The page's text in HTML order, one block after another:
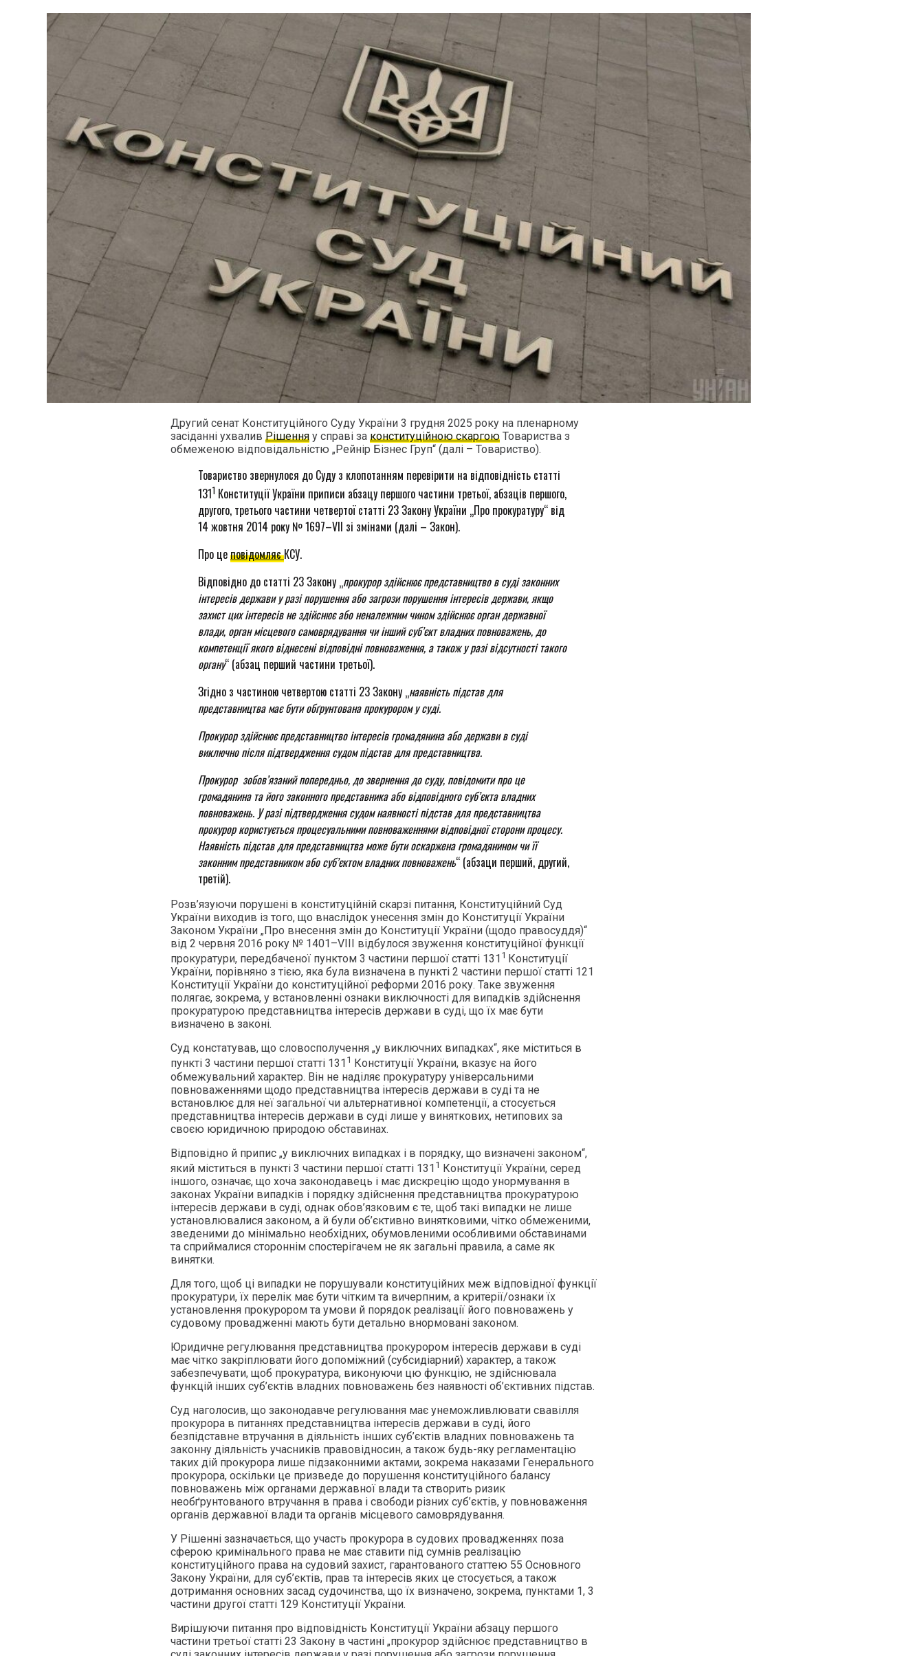
Другий сенат Конституційного Суду України 3 грудня 2025 року на пленарному
засіданні ухвалив Рішення у справі за конституційною скаргою Товариства з
обмеженою відповідальністю „Рейнір Бізнес Груп“ (далі – Товариство).
Товариство звернулося до Суду з клопотанням перевірити на відповідність статті
1311 Конституції України приписи абзацу першого частини третьої, абзаців першого,
другого, третього частини четвертої статті 23 Закону України „Про прокуратуру“ від
14 жовтня 2014 року № 1697–VII зі змінами (далі – Закон).
Про цеповідомляєКСУ.
Відповідно до статті 23 Закону „прокурор здійснює представництво в суді законних
інтересів держави у разі порушення або загрози порушення інтересів держави, якщо
захист цих інтересів не здійснює або неналежним чином здійснює орган державної
влади, орган місцевого самоврядування чи інший суб’єкт владних повноважень, до
компетенції якого віднесені відповідні повноваження, а також у разі відсутності такого
органу“ (абзац перший частини третьої).
Згідно з частиною четвертою статті 23 Закону „наявність підстав для
представництва має бути обґрунтована прокурором у суді.
Прокурор здійснює представництво інтересів громадянина або держави в суді
виключно після підтвердження судом підстав для представництва.
Прокурор зобов’язаний попередньо, до звернення до суду, повідомити про це
громадянина та його законного представника або відповідного суб’єкта владних
повноважень. У разі підтвердження судом наявності підстав для представництва
прокурор користується процесуальними повноваженнями відповідної сторони процесу.
Наявність підстав для представництва може бути оскаржена громадянином чи її
законним представником або суб’єктом владних повноважень“ (абзаци перший, другий,
третій).
Розв’язуючи порушені в конституційній скарзі питання, Конституційний Суд
України виходив із того, що внаслідок унесення змін до Конституції України
Законом України „Про внесення змін до Конституції України (щодо правосуддя)“
від 2 червня 2016 року № 1401–VIII відбулося звуження конституційної функції
прокуратури, передбаченої пунктом 3 частини першої статті 131 1 Конституції
України, порівняно з тією, яка була визначена в пункті 2 частини першої статті 121
Конституції України до конституційної реформи 2016 року. Таке звуження
полягає, зокрема, у встановленні ознаки виключності для випадків здійснення
прокуратурою представництва інтересів держави в суді, що їх має бути
визначено в законі.
Суд констатував, що словосполучення „у виключних випадках“, яке міститься в
пункті 3 частини першої статті 131 1 Конституції України, вказує на його
обмежувальний характер. Він не наділяє прокуратуру універсальними
повноваженнями щодо представництва інтересів держави в суді та не
встановлює для неї загальної чи альтернативної компетенції, а стосується
представництва інтересів держави в суді лише у виняткових, нетипових за
своєю юридичною природою обставинах.
Відповідно й припис „у виключних випадках і в порядку, що визначені законом“,
який міститься в пункті 3 частини першої статті 131 1 Конституції України, серед
іншого, означає, що хоча законодавець і має дискрецію щодо унормування в
законах України випадків і порядку здійснення представництва прокуратурою
інтересів держави в суді, однак обов’язковим є те, щоб такі випадки не лише
установлювалися законом, а й були об’єктивно винятковими, чітко обмеженими,
зведеними до мінімально необхідних, обумовленими особливими обставинами
та сприймалися стороннім спостерігачем не як загальні правила, а саме як
винятки.
Для того, щоб ці випадки не порушували конституційних меж відповідної функції
прокуратури, їх перелік має бути чітким та вичерпним, а критерії/ознаки їх
установлення прокурором та умови й порядок реалізації його повноважень у
судовому провадженні мають бути детально внормовані законом.
Юридичне регулювання представництва прокурором інтересів держави в суді
має чітко закріплювати його допоміжний (субсидіарний) характер, а також
забезпечувати, щоб прокуратура, виконуючи цю функцію, не здійснювала
функцій інших суб’єктів владних повноважень без наявності об’єктивних підстав.
Суд наголосив, що законодавче регулювання має унеможливлювати свавілля
прокурора в питаннях представництва інтересів держави в суді, його
безпідставне втручання в діяльність інших суб’єктів владних повноважень та
законну діяльність учасників правовідносин, а також будь-яку регламентацію
таких дій прокурора лише підзаконними актами, зокрема наказами Генерального
прокурора, оскільки це призведе до порушення конституційного балансу
повноважень між органами державної влади та створить ризик
необґрунтованого втручання в права і свободи різних суб’єктів, у повноваження
органів державної влади та органів місцевого самоврядування.
У Рішенні зазначається, що участь прокурора в судових провадженнях поза
сферою кримінального права не має ставити під сумнів реалізацію
конституційного права на судовий захист, гарантованого статтею 55 Основного
Закону України, для суб’єктів, прав та інтересів яких це стосується, а також
дотримання основних засад судочинства, що їх визначено, зокрема, пунктами 1, 3
частини другої статті 129 Конституції України.
Вирішуючи питання про відповідність Конституції України абзацу першого
частини третьої статті 23 Закону в частині „прокурор здійснює представництво в